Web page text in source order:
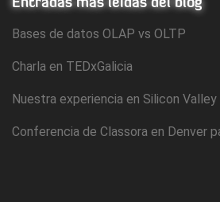
Entradas más leídas del blog
Bases de datos OLAP vs OLTP
Charla en TEDxGalicia
Nuestra experiencia en Silicon Valley
Conferencia de Classora en Denver